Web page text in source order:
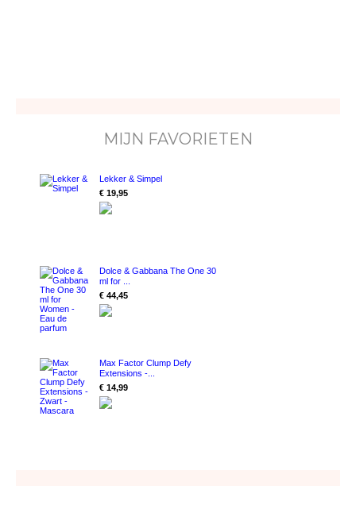
MIJN FAVORIETEN
Lekker & Simpel
€ 19,95
Dolce & Gabbana The One 30
ml for ...
€ 44,45
Max Factor Clump Defy
Extensions -...
€ 14,99